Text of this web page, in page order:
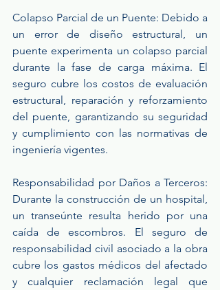
Colapso Parcial de un Puente: Debido a
un error de diseño estructural, un
puente experimenta un colapso parcial
durante la fase de carga máxima. El
seguro cubre los costos de evaluación
estructural, reparación y reforzamiento
del puente, garantizando su seguridad
y cumplimiento con las normativas de
ingeniería vigentes.
Responsabilidad por Daños a Terceros:
Durante la construcción de un hospital,
un transeúnte resulta herido por una
caída de escombros. El seguro de
responsabilidad civil asociado a la obra
cubre los gastos médicos del afectado
y cualquier reclamación legal que